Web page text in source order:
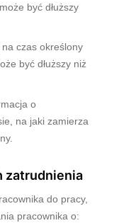
być dłuższy
czas określony
być dłuższy niż
o
na jaki zamierza
zatrudnienia
do pracy,
pracownika o: